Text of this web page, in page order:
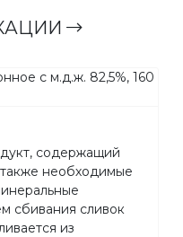
содержащий
необходимые
сбивания сливок
из